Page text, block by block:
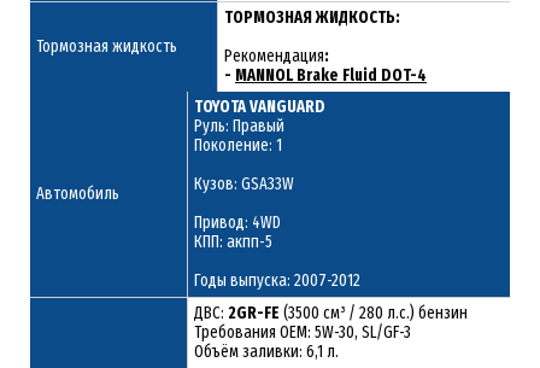
Тормозная жидкость
ТОРМОЗНАЯ ЖИДКОСТЬ:
Рекомендация:
- MANNOL Brake Fluid DOT-4
Автомобиль
TOYOTA VANGUARD
Руль: Правый
Поколение: 1
Кузов: GSA33W
Привод: 4WD
КПП: акпп-5
Годы выпуска: 2007-2012
ДВС: 2GR-FE (3500 см³ / 280 л.с.) бензин
Требования ОЕМ: 5W-30, SL/GF-3
Объём заливки: 6,1 л.